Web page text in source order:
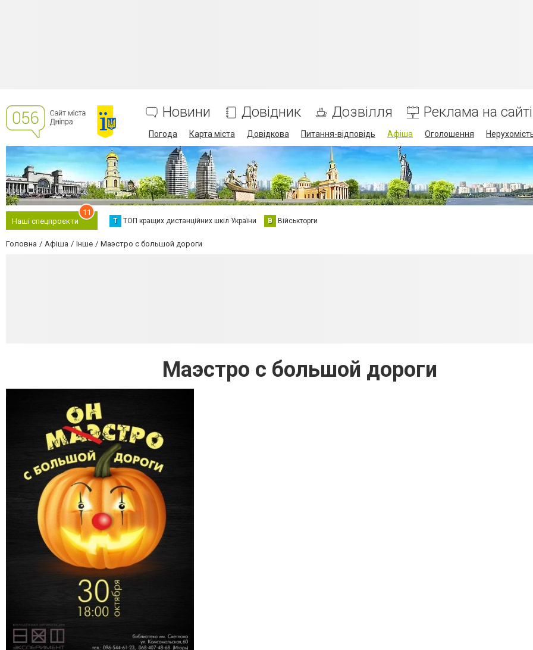
Новини Довідник Дозвілля Реклама на сайті
Погода Карта міста Довідкова Питання-відповідь Афіша Оголошення
Наші спецпроєкти
11
Т ТОП кращих дистанційних шкіл України В Військторги
Головна Афіша Інше Маэстро с большой дороги
Маэстро с большой дороги